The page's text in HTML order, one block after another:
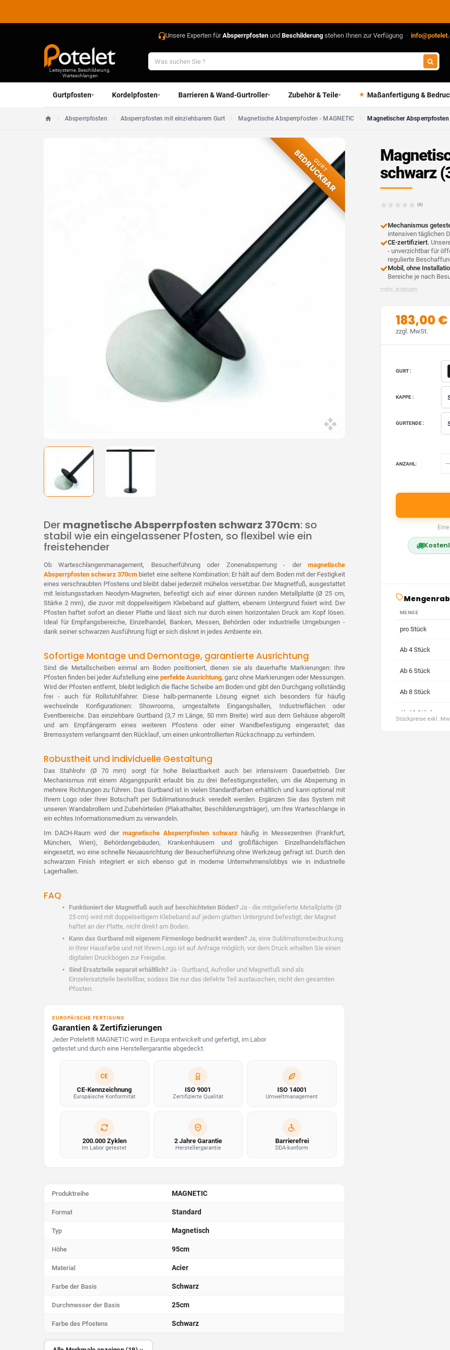
Unsere Experten fürAbsperrpfosten und Beschilderung stehen Ihnen zur Verfügung ·
Leitsysteme, Beschilderung,
Warteschlangen
Gurtpfosten▾ Kordelpfosten▾ Barrieren & Wand-Gurtroller▾ Zubehör & Teile▾ Maßanfertigung &
Startseite
Absperrpfosten Absperrpfosten mit einziehbarem Gurt Magnetische Absperrpfosten - MAGNETIC Magnetischer
GURT
BEDRUCKBAR
Der magnetische Absperrpfosten schwarz 370cm: so
stabil wie ein eingelassener Pfosten, so flexibel wie ein
freistehender
Ob Warteschlangenmanagement, Besucherführung oder Zonenabsperrung - der magnetische
Absperrpfosten schwarz 370cm bietet eine seltene Kombination: Er hält auf dem Boden mit der Festigkeit
eines verschraubten Pfostens und bleibt dabei jederzeit mühelos versetzbar. Der Magnetfuß, ausgestattet
mit leistungsstarken Neodym-Magneten, befestigt sich auf einer dünnen runden Metallplatte (Ø 25 cm,
Stärke 2 mm), die zuvor mit doppelseitigem Klebeband auf glattem, ebenem Untergrund fixiert wird. Der
Pfosten haftet sofort an dieser Platte und lässt sich nur durch einen horizontalen Druck am Kopf lösen.
Ideal für Empfangsbereiche, Einzelhandel, Banken, Messen, Behörden oder industrielle Umgebungen -
dank seiner schwarzen Ausführung fügt er sich diskret in jedes Ambiente ein.
Sofortige Montage und Demontage, garantierte Ausrichtung
Sind die Metallscheiben einmal am Boden positioniert, dienen sie als dauerhafte Markierungen: Ihre
Pfosten finden bei jeder Aufstellung eine perfekte Ausrichtung, ganz ohne Markierungen oder Messungen.
Wird der Pfosten entfernt, bleibt lediglich die flache Scheibe am Boden und gibt den Durchgang vollständig
frei - auch für Rollstuhlfahrer. Diese halb-permanente Lösung eignet sich besonders für häufig
wechselnde Konfigurationen: Showrooms, umgestaltete Eingangshallen, Industrieflächen oder
Eventbereiche. Das einziehbare Gurtband (3,7 m Länge, 50 mm Breite) wird aus dem Gehäuse abgerollt
und am Empfängerarm eines weiteren Pfostens oder einer Wandbefestigung eingerastet; das
Bremssystem verlangsamt den Rücklauf, um einen unkontrollierten Rückschnapp zu verhindern.
Robustheit und individuelle Gestaltung
Das Stahlrohr (Ø 70 mm) sorgt für hohe Belastbarkeit auch bei intensivem Dauerbetrieb. Der
Mechanismus mit einem Abgangspunkt erlaubt bis zu drei Befestigungsstellen, um die Absperrung in
mehrere Richtungen zu führen. Das Gurtband ist in vielen Standardfarben erhältlich und kann optional mit
Ihrem Logo oder Ihrer Botschaft per Sublimationsdruck veredelt werden. Ergänzen Sie das System mit
unseren Wandabrollern und Zubehörteilen (Plakathalter, Beschilderungsträger), um Ihre Warteschlange in
ein echtes Informationsmedium zu verwandeln.
Im DACH-Raum wird der magnetische Absperrpfosten schwarz häufig in Messezentren (Frankfurt,
München, Wien), Behördengebäuden, Krankenhäusern und großflächigen Einzelhandelsflächen
eingesetzt, wo eine schnelle Neuausrichtung der Besucherführung ohne Werkzeug gefragt ist. Durch den
schwarzen Finish integriert er sich ebenso gut in moderne Unternehmenslobbys wie in industrielle
Lagerhallen.
FAQ
Funktioniert der Magnetfuß auch auf beschichteten Böden? Ja - die mitgelieferte Metallplatte (Ø
25 cm) wird mit doppelseitigem Klebeband auf jedem glatten Untergrund befestigt; der Magnet
haftet an der Platte, nicht direkt am Boden.
Kann das Gurtband mit eigenem Firmenlogo bedruckt werden? Ja, eine Sublimationsbedruckung
in Ihrer Hausfarbe und mit Ihrem Logo ist auf Anfrage möglich; vor dem Druck erhalten Sie einen
digitalen Druckbogen zur Freigabe.
Sind Ersatzteile separat erhältlich? Ja - Gurtband, Aufroller und Magnetfuß sind als
Einzelersatzteile bestellbar, sodass Sie nur das defekte Teil austauschen, nicht den gesamten
Pfosten.
EUROPÄISCHE FERTIGUNG
Garantien & Zertifizierungen
Jeder Potelet® MAGNETIC wird in Europa entwickelt und gefertigt, im Labor
getestet und durch eine Herstellergarantie abgedeckt.
CE
CE-Kennzeichnung
Europäische Konformität
ISO 9001
Zertifizierte Qualität
ISO 14001
Umweltmanagement
200.000 Zyklen
Im Labor getestet
2 Jahre Garantie
Herstellergarantie
Barrierefrei
DDA-konform
Produktreihe MAGNETIC
Format Standard
Typ Magnetisch
Höhe 95cm
Material Acier
Farbe der Basis Schwarz
Durchmesser der Basis 25cm
Farbe des Pfostens Schwarz
schwarz
(0)
Mechanismus
intensiven täglichen
CE-zertifiziert.
- unverzichtbar für
regulierte
Mobil, ohne
Bereiche je nach
mehr anzeigen
183,00 €
zzgl. MwSt.
GURT :
KAPPE :
GURTENDE :
ANZAHL:
MENGE
pro Stück
Ab 4 Stück
Ab 6 Stück
Ab 8 Stück
Ab 10 Stück
Stückpreise exkl.